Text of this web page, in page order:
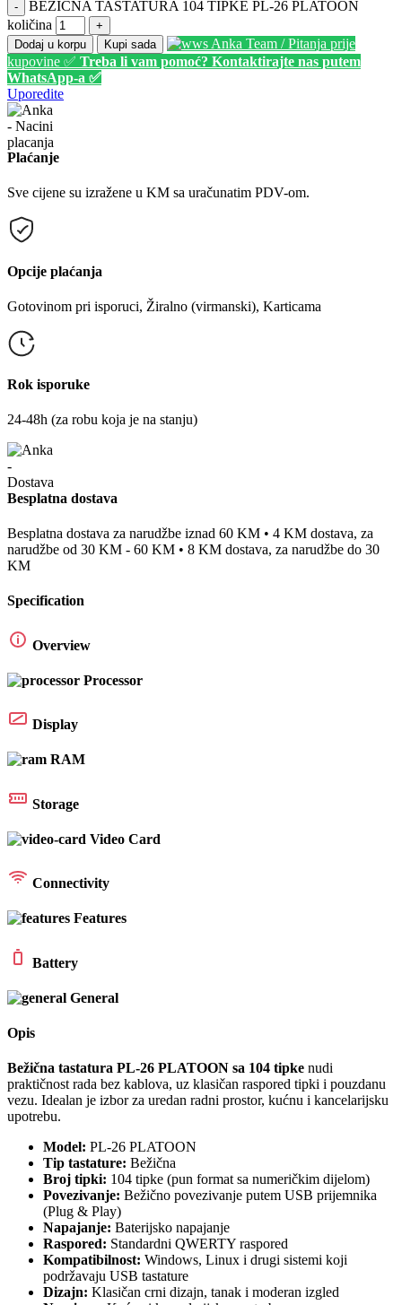
-
BEŽIČNA TASTATURA 104 TIPKE PL-26 PLATOON
količina
+
Dodaj u korpu
Kupi sada
Anka Team / Pitanja prije
kupovine ✅ Treba li vam pomoć? Kontaktirajte nas putem
WhatsApp-a ✅
Uporedite
Plaćanje
Sve cijene su izražene u KM sa uračunatim PDV-om.
Opcije plaćanja
Gotovinom pri isporuci, Žiralno (virmanski), Karticama
Rok isporuke
24-48h (za robu koja je na stanju)
Besplatna dostava
Besplatna dostava za narudžbe iznad 60 KM • 4 KM dostava, za
narudžbe od 30 KM - 60 KM • 8 KM dostava, za narudžbe do 30
KM
Specification
Overview
Processor
Display
RAM
Storage
Video Card
Connectivity
Features
Battery
General
Opis
Bežična tastatura PL-26 PLATOON sa 104 tipke nudi
praktičnost rada bez kablova, uz klasičan raspored tipki i pouzdanu
vezu. Idealan je izbor za uredan radni prostor, kućnu i kancelarijsku
upotrebu.
Model: PL-26 PLATOON
Tip tastature: Bežična
Broj tipki: 104 tipke (pun format sa numeričkim dijelom)
Povezivanje: Bežično povezivanje putem USB prijemnika
(Plug & Play)
Napajanje: Baterijsko napajanje
Raspored: Standardni QWERTY raspored
Kompatibilnost: Windows, Linux i drugi sistemi koji
podržavaju USB tastature
Dizajn: Klasičan crni dizajn, tanak i moderan izgled